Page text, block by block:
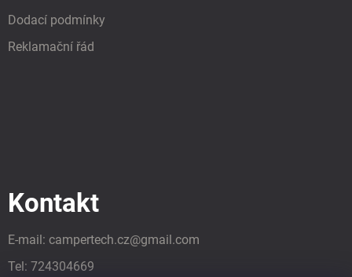
Dodací podmínky
Reklamační řád
Kontakt
E-mail: campertech.cz@gmail.com
Tel: 724304669